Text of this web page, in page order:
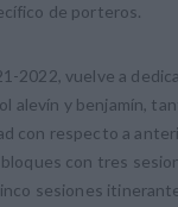
de porteros.
2022, vuelve a
alevín y benjamín,
con respecto a
con tres
sesiones